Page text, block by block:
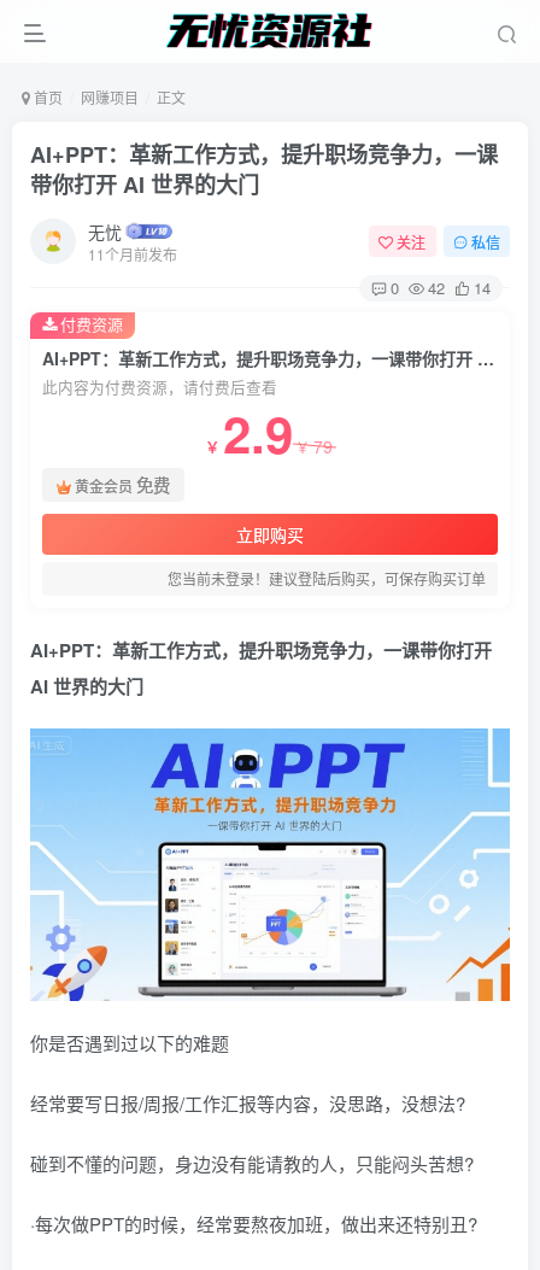
首页 网赚项目 正文
AI+PPT：革新工作方式，提升职场竞争力，一课
带你打开 AI 世界的大门
无忧
11个月前发布
关注 私信
0 42 14
AI+PPT：革新工作方式，提升职场竞争力，一课带你打开 AI 世界的大门
此内容为付费资源，请付费后查看
￥ 2.9￥79
黄金会员 免费
立即购买
您当前未登录！建议登陆后购买，可保存购买订单
付费资源
AI+PPT：革新工作方式，提升职场竞争力，一课带你打开
AI 世界的大门
你是否遇到过以下的难题
经常要写日报/周报/工作汇报等内容，没思路，没想法?
碰到不懂的问题，身边没有能请教的人，只能闷头苦想?
·每次做PPT的时候，经常要熬夜加班，做出来还特别丑?